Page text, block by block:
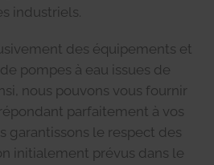
industriels.
des équipements et
pompes à eau issues de
nous pouvons vous fournir
parfaitement à vos
garantissons le respect des
initialement prévus dans le